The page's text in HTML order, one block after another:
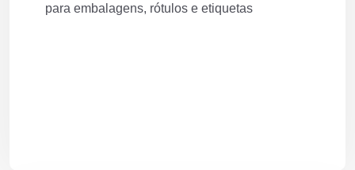
para embalagens, rótulos e etiquetas